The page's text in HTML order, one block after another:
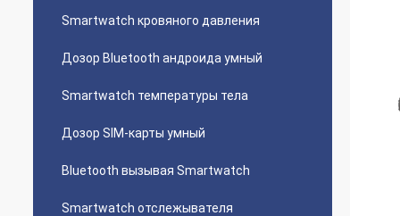
Smartwatch кровяного давления
Дозор Bluetooth андроида умный
Smartwatch температуры тела
Дозор SIM-карты умный
Bluetooth вызывая Smartwatch
Smartwatch отслежывателя